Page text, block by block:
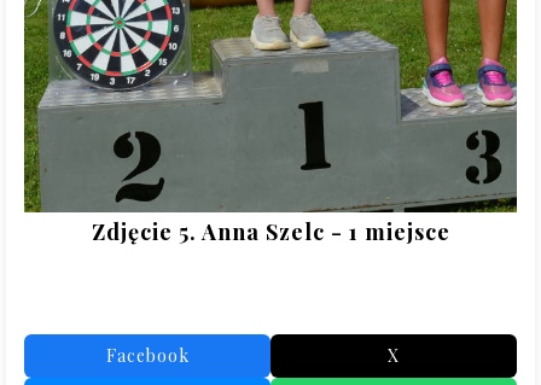
Zdjęcie 5. Anna Szelc - 1 miejsce
Facebook
X